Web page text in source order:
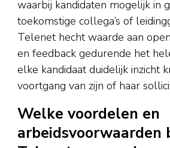
waarbij kandidaten mogelijk in
toekomstige collega’s of
Telenet hecht waarde aan
en feedback gedurende het
elke kandidaat duidelijk inzicht
voortgang van zijn of haar
Welke voordelen en
arbeidsvoorwaarden